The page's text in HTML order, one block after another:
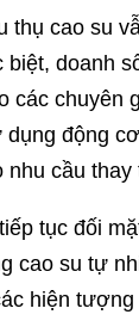
thụ cao su
biệt, doanh
các chuyên
động
nhu cầu
tục đối
cao su tự
hiện